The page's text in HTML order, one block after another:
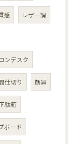
感 レザー調
ンデスク
仕切り 鶴舞
駄箱
ボード